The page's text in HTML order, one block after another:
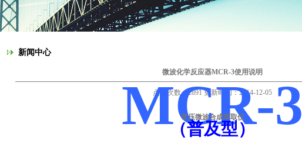
新闻中心
微波化学反应器MCR-3使用说明
点击次数：2891 更新时间：2014-12-05
MCR-3
常压微波合成萃取仪
（普及型）